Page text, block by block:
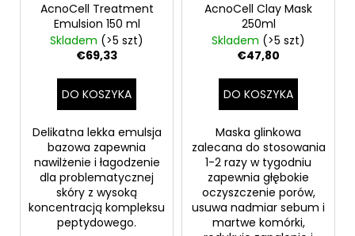
AcnoCell Treatment
Emulsion 150 ml
Skladem (>5 szt)
€69,33
DO KOSZYKA
Delikatna lekka emulsja
bazowa zapewnia
nawilżenie i łagodzenie
dla problematycznej
skóry z wysoką
koncentracją kompleksu
peptydowego.
AcnoCell Clay Mask
250ml
Skladem (>5 szt)
€47,80
DO KOSZYKA
Maska glinkowa
zalecana do stosowania
1-2 razy w tygodniu
zapewnia głębokie
oczyszczenie porów,
usuwa nadmiar sebum i
martwe komórki,